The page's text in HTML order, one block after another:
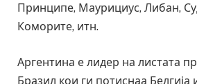
Принципе, Маурициус, Либан,
Коморите, итн.
Аргентина е лидер на листата
Бразил кои ги потиснаа Белгија